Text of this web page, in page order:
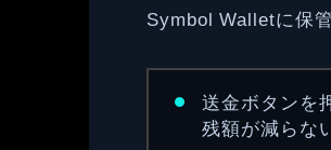
Symbol Walletに保
送金ボタンを
残額が減らな